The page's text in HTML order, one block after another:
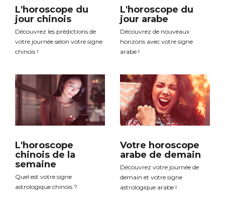
L'horoscope du
jour chinois
Découvrez les prédictions de
votre journée selon votre signe
chinois !
L'horoscope
chinois de la
semaine
Quel est votre signe
astrologique chinois ?
L'horoscope du
jour arabe
Découvrez de nouveaux
horizons avec votre signe
arabe !
Votre horoscope
arabe de demain
Découvrez votre journée de
demain et votre signe
astrologique arabe !